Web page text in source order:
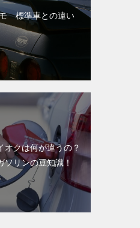
標準車との違い
オクは何が違うの？
ソリンの豆知識！